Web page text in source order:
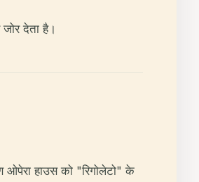
देता है।
ओपेरा हाउस को "रिगोलेटो" के